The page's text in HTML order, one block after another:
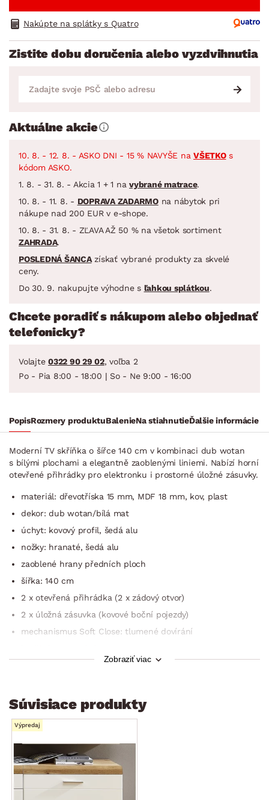
Nakúpte na splátky s Quatro
Zistite dobu doručenia alebo vyzdvihnutia
Aktuálne akcie
10. 8. - 12. 8. - ASKO DNI - 15 % NAVYŠE na VŠETKOs
kódom ASKO.
1. 8. - 31. 8. - Akcia 1 + 1 na vybrané matrace.
10. 8. - 11. 8. - DOPRAVA ZADARMOna nábytok pri
nákupe nad 200 EUR v e-shope.
10. 8. - 31. 8. - ZĽAVA AŽ 50 % na všetok sortiment
ZAHRADA.
POSLEDNÁ ŠANCAzískať vybrané produkty za skvelé
ceny.
Do 30. 9. nakupujte výhodne s ľahkou splátkou.
Chcete poradiť s nákupom alebo objednať
telefonicky?
Volajte 0322 90 29 02, voľba 2
Po - Pia 8:00 - 18:00 | So - Ne 9:00 - 16:00
PopisRozmery produktuBalenieNa stiahnutieĎalšie informácie
Moderní TV skříňka o šířce 140 cm v kombinaci dub wotan
s bílými plochami a elegantně zaoblenými liniemi. Nabízí horní
otevřené přihrádky pro elektronku i prostorné úložné zásuvky.
materiál: dřevotříska 15 mm, MDF 18 mm, kov, plast
dekor: dub wotan/bílá mat
úchyt: kovový profil, šedá alu
nožky: hranaté, šedá alu
zaoblené hrany předních ploch
šířka: 140 cm
2 x otevřená přihrádka (2 x zádový otvor)
2 x úložná zásuvka (kovové boční pojezdy)
mechanismus Soft Close: tlumené dovírání
dodáváno v demontu
Zobraziť viac
Súvisiace produkty
Výpredaj